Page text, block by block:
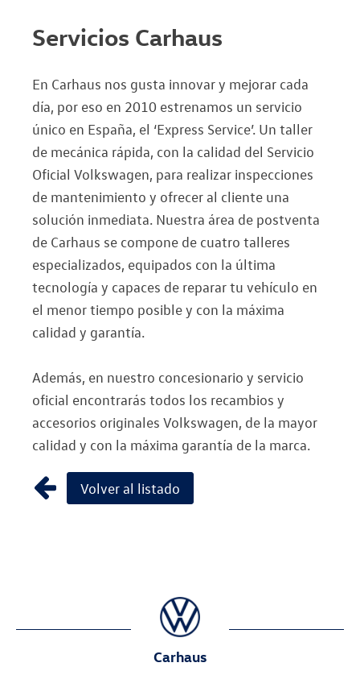
Servicios Carhaus
En Carhaus nos gusta innovar y mejorar cada
día, por eso en 2010 estrenamos un servicio
único en España, el ‘Express Service’. Un taller
de mecánica rápida, con la calidad del Servicio
Oficial Volkswagen, para realizar inspecciones
de mantenimiento y ofrecer al cliente una
solución inmediata. Nuestra área de postventa
de Carhaus se compone de cuatro talleres
especializados, equipados con la última
tecnología y capaces de reparar tu vehículo en
el menor tiempo posible y con la máxima
calidad y garantía.
Además, en nuestro concesionario y servicio
oficial encontrarás todos los recambios y
accesorios originales Volkswagen, de la mayor
calidad y con la máxima garantía de la marca.
Volver al listado
Carhaus